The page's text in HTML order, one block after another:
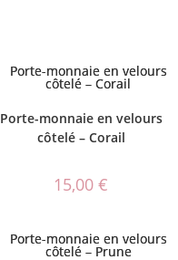
Porte-monnaie en velours
côtelé – Corail
15,00 €